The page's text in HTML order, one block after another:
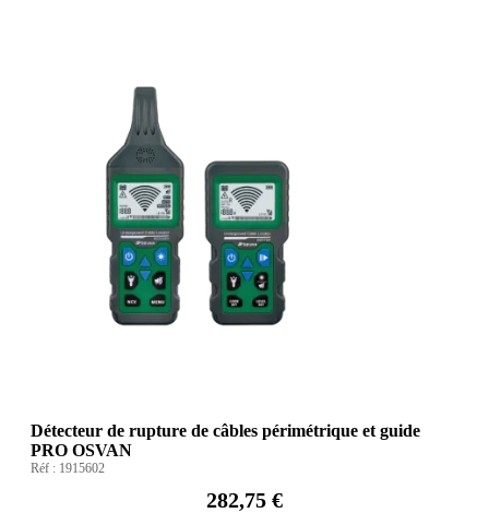
Détecteur de rupture de câbles périmétrique et guide
PRO OSVAN
Réf : 1915602
282,75 €